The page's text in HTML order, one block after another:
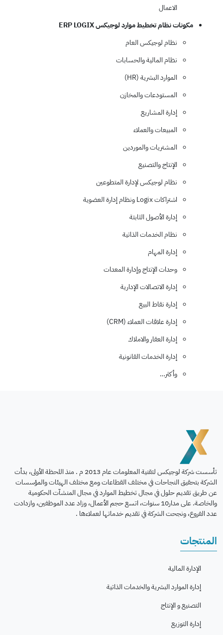
الاعمال
مكونات نظام تخطيط موارد لوجيكس ERP LOGIX
نظام لوجيكس العام
نظام المالية والحسابات
الموارد البشرية (HR)
المستودعات والمخازن
إدارة المشاريع
المبيعات والعملاء
المشتريات والموردين
الإنتاج والتصنيع
نظام لوجيكس لإدارة المتطوعين
اشتراكات Logix ونظام إدارة العضوية
إدارة الأصول الثابتة
نظام الخدمات الذاتية
إدارة المهام
وحدات الإنتاج وإدارة المعدات
إدارة الاتصالات الإدارية
إدارة نقاط البيع
إدارة علاقات العملاء (CRM)
إدارة العقار والاملاك
إدارة الخدمات القانونية
وأكثر…
تأسست شركة لوجيكس لتقنية المعلومات عام 2013 م . منذ اللحظة الأولى، بدأت
الشركة بتحقيق النجاحات في مختلف القطاعات ومع مختلف الهيئات والمؤسسات
عن طريق تقديم حلول في مجال تخطيط الموارد في مجال المنشآت الحكومية
والخاصة. على مدار10 سنوات، اتسع حجم الأعمال، وزاد عدد الموظفين، وازدادت
عدد الفروع، ونجحت الشركة في تقديم خدماتها لعملاءها .
المنتجات
الإدارة المالية
إدارة الموارد البشرية والخدمات الذاتية
التصنيع و الإنتاج
إدارة التوزيع